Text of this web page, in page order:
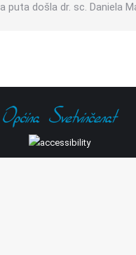
puta došla dr. sc. Daniela